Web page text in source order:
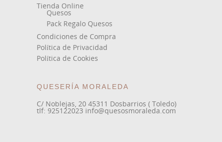
Tienda Online
Quesos
Pack Regalo Quesos
Condiciones de Compra
Política de Privacidad
Política de Cookies
QUESERÍA MORALEDA
C/ Noblejas, 20 45311 Dosbarrios ( Toledo)
tlf: 925122023 info@quesosmoraleda.com